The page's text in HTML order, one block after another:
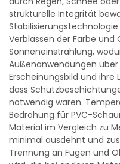
strukturelle Integrität
Verblassen der Farbe
Sonneneinstrahlung,
Außenanwendungen
Erscheinungsbild und
dass
notwendig wären.
Bedrohung für PVC-
Material im Vergleich zu
minimal ausdehnt und
Trennung an Fugen und